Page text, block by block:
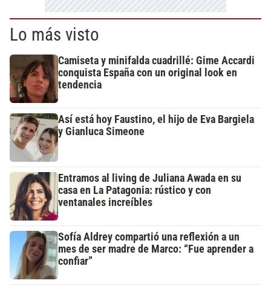
Lo más visto
Camiseta y minifalda cuadrillé: Gime Accardi
conquista España con un original look en
tendencia
Así está hoy Faustino, el hijo de Eva Bargiela
y Gianluca Simeone
Entramos al living de Juliana Awada en su
casa en La Patagonia: rústico y con
ventanales increíbles
Sofía Aldrey compartió una reflexión a un
mes de ser madre de Marco: “Fue aprender a
confiar”